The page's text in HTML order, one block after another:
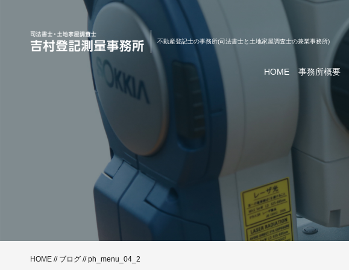
不動産登記士の事務所(司法書士と土地家屋調査士の兼業事務所)
HOME 事務所概要
HOME // ブログ // ph_menu_04_2